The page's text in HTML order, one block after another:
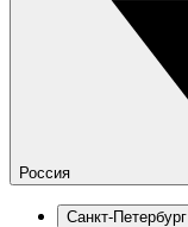
Россия
Санкт-Петербург